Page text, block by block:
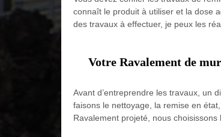
connaît le produit à utiliser et la dose
des travaux à effectuer, je peux les
Votre Ravalement de
Avant d’entreprendre les travaux, un
faisons le nettoyage, la remise en
Ravalement projeté, nous